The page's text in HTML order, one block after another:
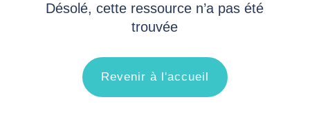
Désolé, cette ressource n’a pas été
trouvée
Revenir à l'accueil